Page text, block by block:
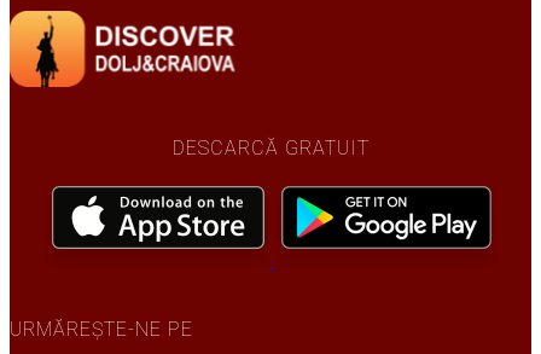
DESCARCĂ GRATUIT
URMĂREȘTE-NE PE